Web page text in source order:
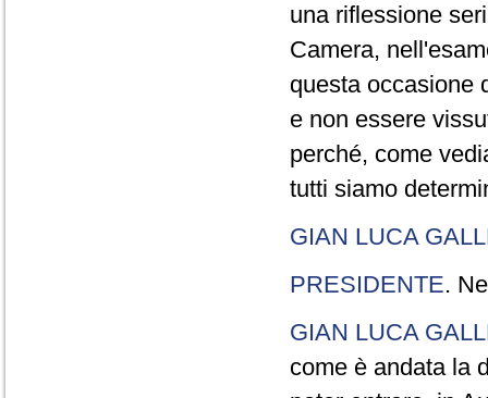
una riflessione
Camera,
questa occasione
e non essere
perché, come
tutti siamo
GIAN LUCA
PRESIDENTE.
GIAN LUCA
come è andata la